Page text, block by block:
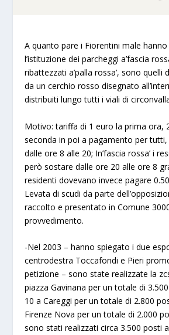
A quanto pare i Fiorentini male
l’istituzione dei parcheggi a’fascia
ribattezzati a’palla rossa’, sono quelli
da un cerchio rosso disegnato
distribuiti lungo tutti i viali di
Motivo: tariffa di 1 euro la prima ora,
seconda in poi a pagamento per
dalle ore 8 alle 20; In’fascia rossa’ i
però sostare dalle ore 20 alle ore 8
residenti dovevano invece pagare
Levata di scudi da parte
raccolto e presentato in Comune
provvedimento.
-Nel 2003 – hanno spiegato i due
centrodestra Toccafondi e Pieri
petizione – sono state realizzate la
piazza Gavinana per un totale di
10 a Careggi per un totale di 2.800
Firenze Nova per un totale di 2.000
sono stati realizzati circa 3.500 posti